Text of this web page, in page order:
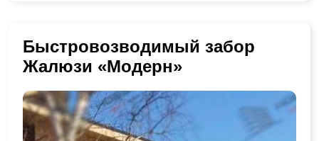
Быстровозводимый забор
Жалюзи «Модерн»